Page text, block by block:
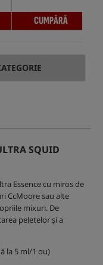
CUMPĂRĂ
SQUID
Essence cu miros de
CcMoore sau alte
mixuri. De
peletelor și a
la 5 ml/1 ou)